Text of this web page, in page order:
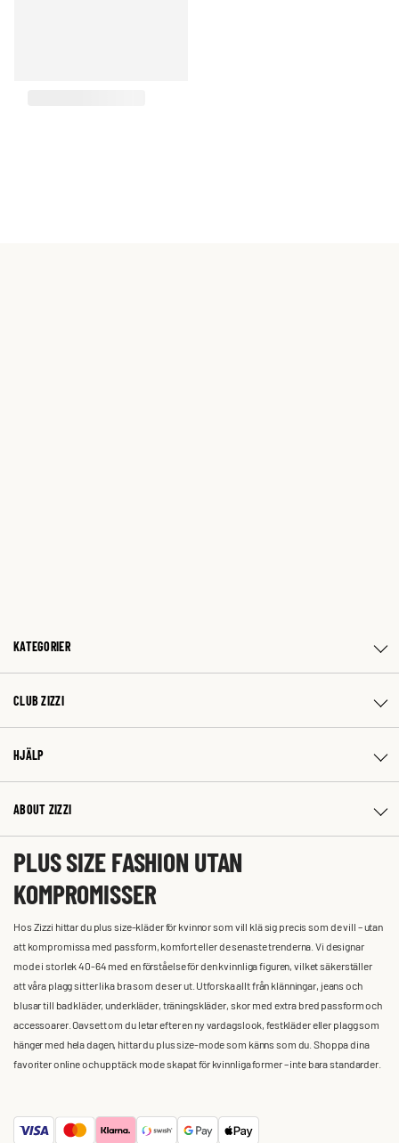
KATEGORIER
CLUB ZIZZI
HJÄLP
ABOUT ZIZZI
PLUS SIZE FASHION UTAN
KOMPROMISSER
Hos Zizzi hittar du plus size-kläder för kvinnor som vill klä sig precis som de vill – utan
att kompromissa med passform, komfort eller de senaste trenderna. Vi designar
mode i storlek 40-64 med en förståelse för den kvinnliga figuren, vilket säkerställer
att våra plagg sitter lika bra som de ser ut. Utforska allt från klänningar, jeans och
blusar till badkläder, underkläder, träningskläder, skor med extra bred passform och
accessoarer. Oavsett om du letar efter en ny vardagslook, festkläder eller plagg som
hänger med hela dagen, hittar du plus size-mode som känns som du. Shoppa dina
favoriter online och upptäck mode skapat för kvinnliga former – inte bara standarder.